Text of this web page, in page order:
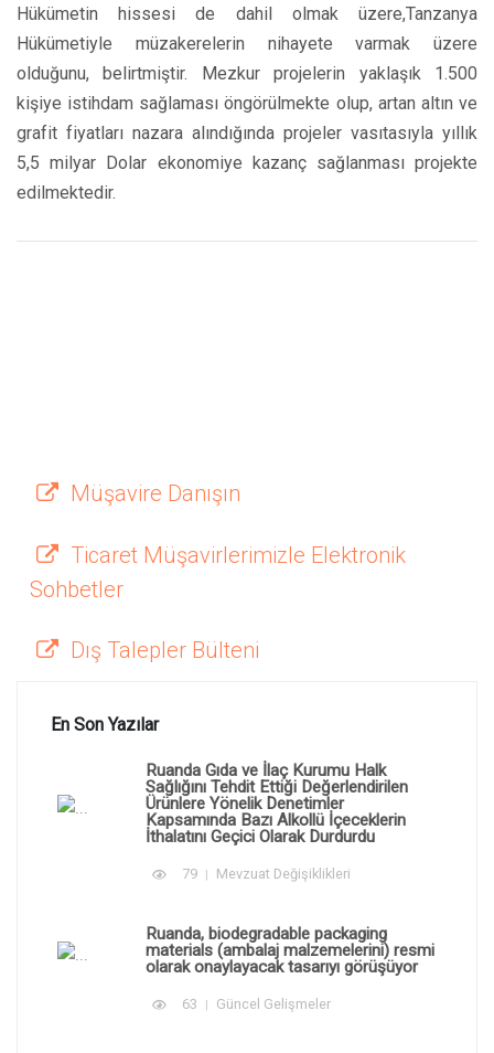
Hükümetin hissesi de dahil olmak üzere,Tanzanya
Hükümetiyle müzakerelerin nihayete varmak üzere
olduğunu, belirtmiştir. Mezkur projelerin yaklaşık 1.500
kişiye istihdam sağlaması öngörülmekte olup, artan altın ve
grafit fiyatları nazara alındığında projeler vasıtasıyla yıllık
5,5 milyar Dolar ekonomiye kazanç sağlanması projekte
edilmektedir.
Müşavire Danışın
Ticaret Müşavirlerimizle Elektronik
Sohbetler
Dış Talepler Bülteni
En Son Yazılar
Ruanda Gıda ve İlaç Kurumu Halk
Sağlığını Tehdit Ettiği Değerlendirilen
Ürünlere Yönelik Denetimler
Kapsamında Bazı Alkollü İçeceklerin
İthalatını Geçici Olarak Durdurdu
79 Mevzuat Değişiklikleri
Ruanda, biodegradable packaging
materials (ambalaj malzemelerini) resmi
olarak onaylayacak tasarıyı görüşüyor
63 Güncel Gelişmeler